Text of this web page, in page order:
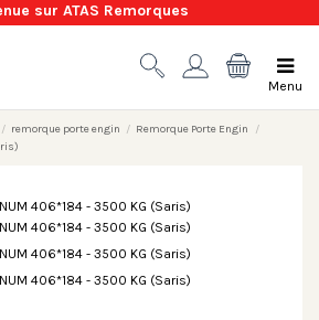
sur ATAS Remorques
Menu
remorque porte engin
Remorque Porte Engin